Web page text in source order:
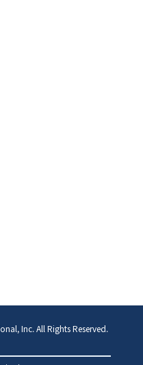
Inc. All Rights Reserved.